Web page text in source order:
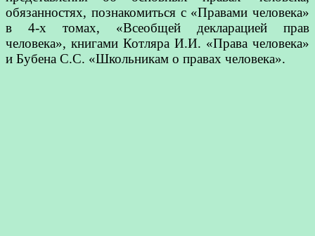
обязанностях, познакомиться с «Правами человека»
в 4-х томах, «Всеобщей декларацией прав
человека», книгами Котляра И.И. «Права человека»
и Бубена С.С. «Школьникам о правах человека».